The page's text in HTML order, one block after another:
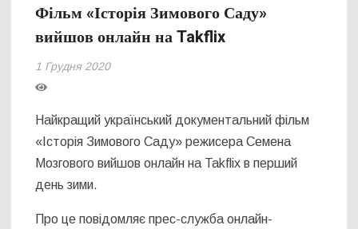
Фільм «Історія Зимового Саду»
вийшов онлайн на Takflix
1 Грудня 2020
Найкращий український документальний фільм
«Історія Зимового Саду» режисера Семена
Мозгового вийшов онлайн на Takflix в перший
день зими.
Про це повідомляє прес-служба онлайн-